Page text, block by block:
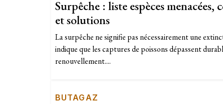
Surpêche : liste espèces menacées,
et solutions
La surpêche ne signifie pas nécessairement une
indique que les captures de poissons dépassent
renouvellement....
BUTAGAZ